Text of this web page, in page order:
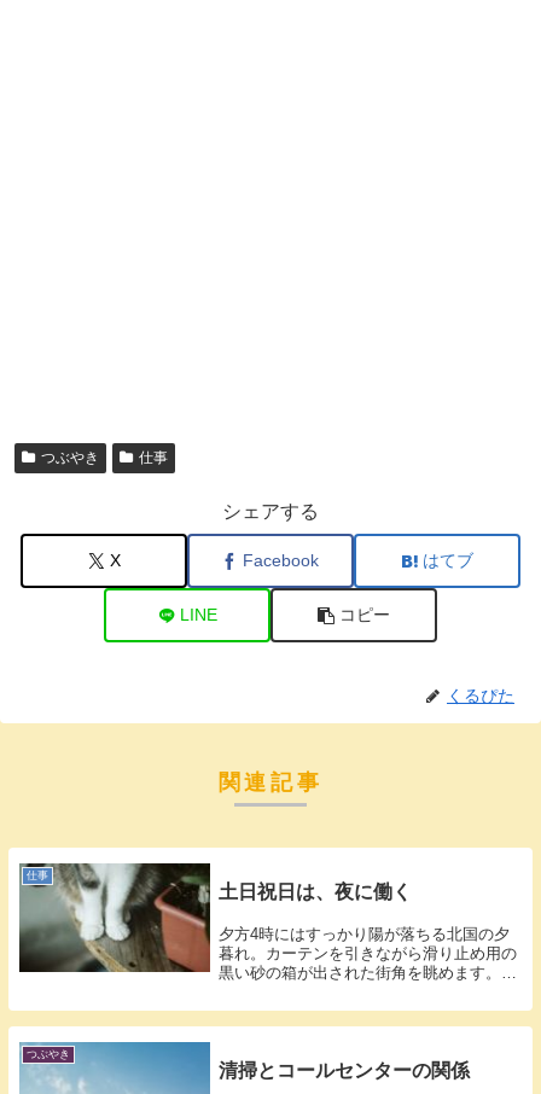
つぶやき 仕事
シェアする
X Facebook はてブ
LINE コピー
くるぴた
関連記事
仕事
土日祝日は、夜に働く
夕方4時にはすっかり陽が落ちる北国の夕
暮れ。カーテンを引きながら滑り止め用の
黒い砂の箱が出された街角を眺めます。で
つぶやき
清掃とコールセンターの関係